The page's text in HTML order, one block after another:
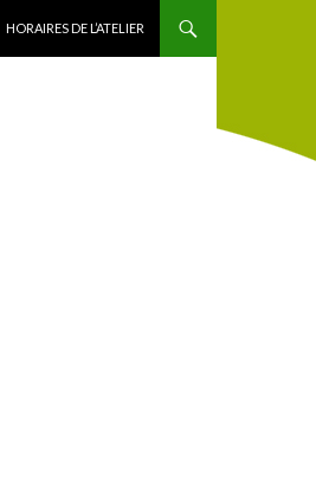
HORAIRES DE L’ATELIER